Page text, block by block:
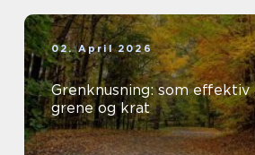
02. April 2026
Grenknusning: som
grene og krat